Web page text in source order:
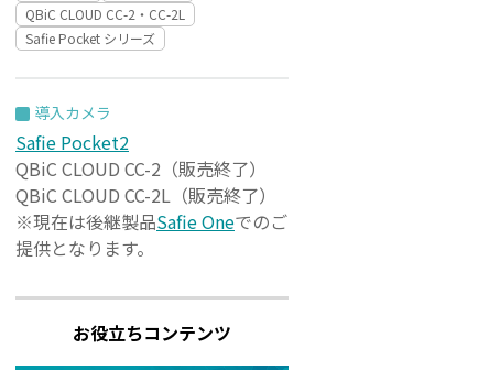
QBiC CLOUD CC-2・CC-2L
Safie Pocket シリーズ
導入カメラ
Safie Pocket2
QBiC CLOUD CC-2（販売終了）
QBiC CLOUD CC-2L（販売終了）
※現在は後継製品Safie Oneでのご
提供となります。
お役立ちコンテンツ